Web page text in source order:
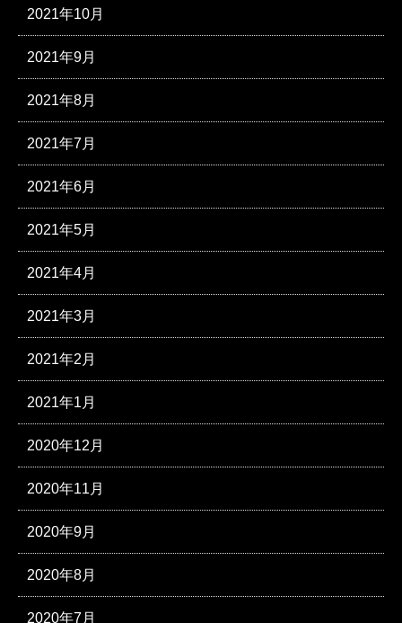
2021年10月
2021年9月
2021年8月
2021年7月
2021年6月
2021年5月
2021年4月
2021年3月
2021年2月
2021年1月
2020年12月
2020年11月
2020年9月
2020年8月
2020年7月